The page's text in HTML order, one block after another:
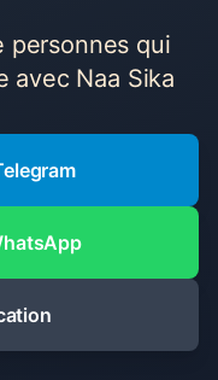
personnes qui
avec Naa Sika